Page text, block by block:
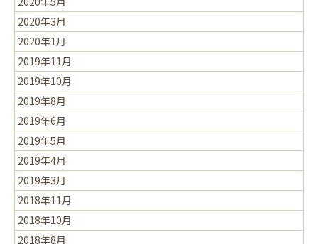
2020年3月
2020年1月
2019年11月
2019年10月
2019年8月
2019年6月
2019年5月
2019年4月
2019年3月
2018年11月
2018年10月
2018年8月